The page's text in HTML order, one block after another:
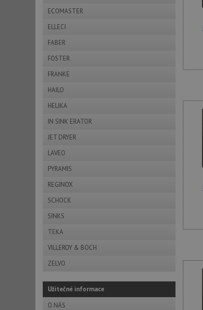
ECOMASTER
ELLECI
FABER
FOSTER
FRANKE
HAILO
HELIKA
IN SINK ERATOR
JET DRYER
LAVEO
PYRAMIS
REGINOX
SCHOCK
SINKS
TEKA
VILLEROY & BOCH
ZELVO
Užitečné informace
O NÁS